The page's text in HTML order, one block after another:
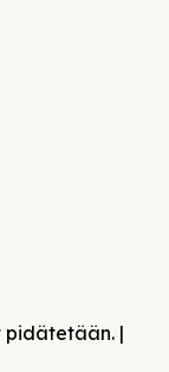
pidätetään. |